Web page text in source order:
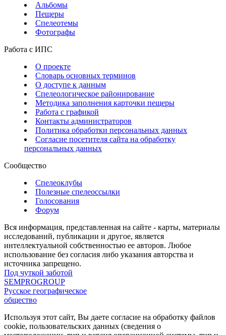
Альбомы
Пещеры
Спелеотемы
Фотографы
Работа с ИПС
О проекте
Словарь основных терминов
О доступе к данным
Спелеологическое районирование
Методика заполнения карточки пещеры
Работа с графикой
Контакты администраторов
Политика обработки персональных данных
Согласие посетителя сайта на обработку
персональных данных
Сообщество
Спелеоклубы
Полезные спелеоссылки
Голосования
Форум
Вся информация, представленная на сайте - карты, материалы
исследований, публикации и другое, является
интеллектуальной собственностью ее авторов. Любое
использование без согласия либо указания авторства и
источника запрещено.
Под чуткой заботой
SEMPROGROUP
Русское географическое
общество
Используя этот сайт, Вы даете согласие на обработку файлов
cookie, пользовательских данных (сведения о